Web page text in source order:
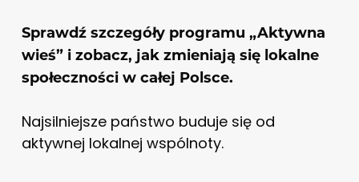
Sprawdź szczegóły programu „Aktywna
wieś” i zobacz, jak zmieniają się lokalne
społeczności w całej Polsce.
Najsilniejsze państwo buduje się od
aktywnej lokalnej wspólnoty.